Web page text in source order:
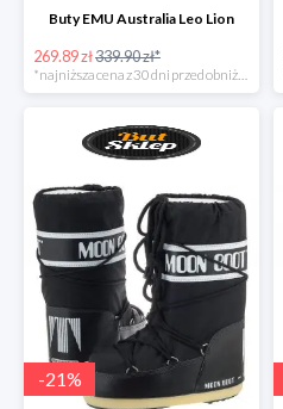
Buty EMU Australia Leo Lion
269.89 zł339.90 zł*
-21%